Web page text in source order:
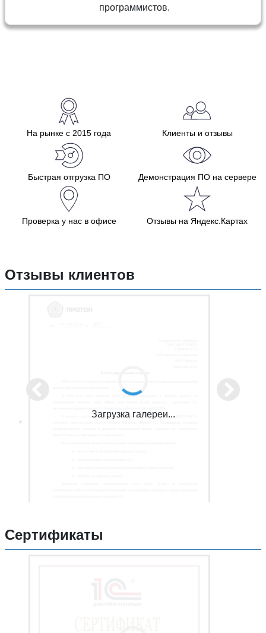
программистов.
На рынке с 2015 года Клиенты и отзывы
Быстрая отгрузка ПО Демонстрация ПО на сервере
Проверка у нас в офисе Отзывы на Яндекс.Картах
Отзывы клиентов
Загрузка галереи...
Сертификаты